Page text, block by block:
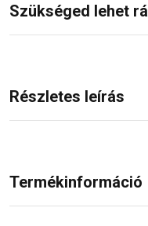
Szükséged lehet rá
Részletes leírás
Termékinformáció